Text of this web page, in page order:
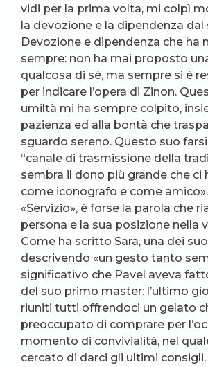
vidi per la prima volta, mi colpì
la devozione e la dipendenza
Devozione e dipendenza che ha
sempre: non ha mai proposto
qualcosa di sé, ma sempre si è
per indicare l’opera di Zinon.
umiltà mi ha sempre colpito,
pazienza ed alla bontà che
sguardo sereno. Questo suo
“canale di trasmissione della
sembra il dono più grande che ci
come iconografo e come amico».
«Servizio», è forse la parola che
persona e la sua posizione nella
Come ha scritto Sara, una dei
descrivendo «un gesto tanto
significativo che Pavel aveva
del suo primo master: l’ultimo
riuniti tutti offrendoci un gelato
preoccupato di comprare per
momento di convivialità, nel
cercato di darci gli ultimi consigli,